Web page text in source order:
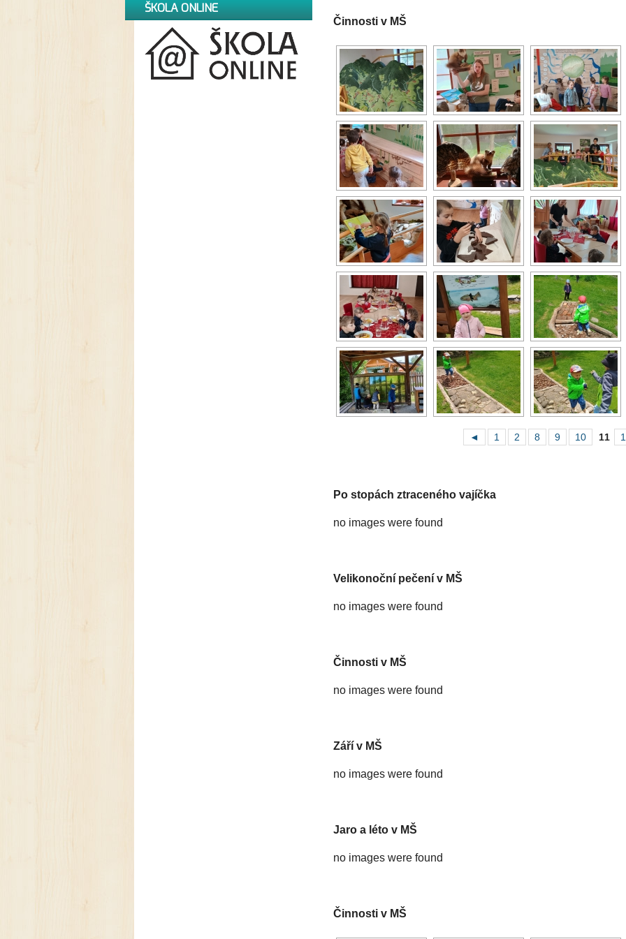
Činnosti v MŠ
◄ 1 2 8 9 10 11
Po stopách ztraceného vajíčka
no images were found
Velikonoční pečení v MŠ
no images were found
Činnosti v MŠ
no images were found
Září v MŠ
no images were found
Jaro a léto v MŠ
no images were found
Činnosti v MŠ
ŠKOLA ONLINE